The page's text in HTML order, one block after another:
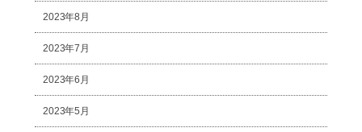
2023年8月
2023年7月
2023年6月
2023年5月